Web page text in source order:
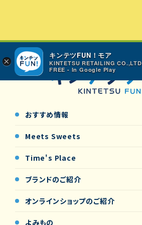
おすすめ情報
Meets Sweets
Time's Place
ブランドのご紹介
オンラインショップのご紹介
よみもの
×
キンテツFUN！モア
KINTETSU RETAILING CO.,LTD
FREE - In Google Play